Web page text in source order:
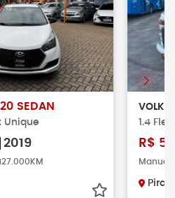
SEDAN
Unique
2019
1.4
R$
Manual